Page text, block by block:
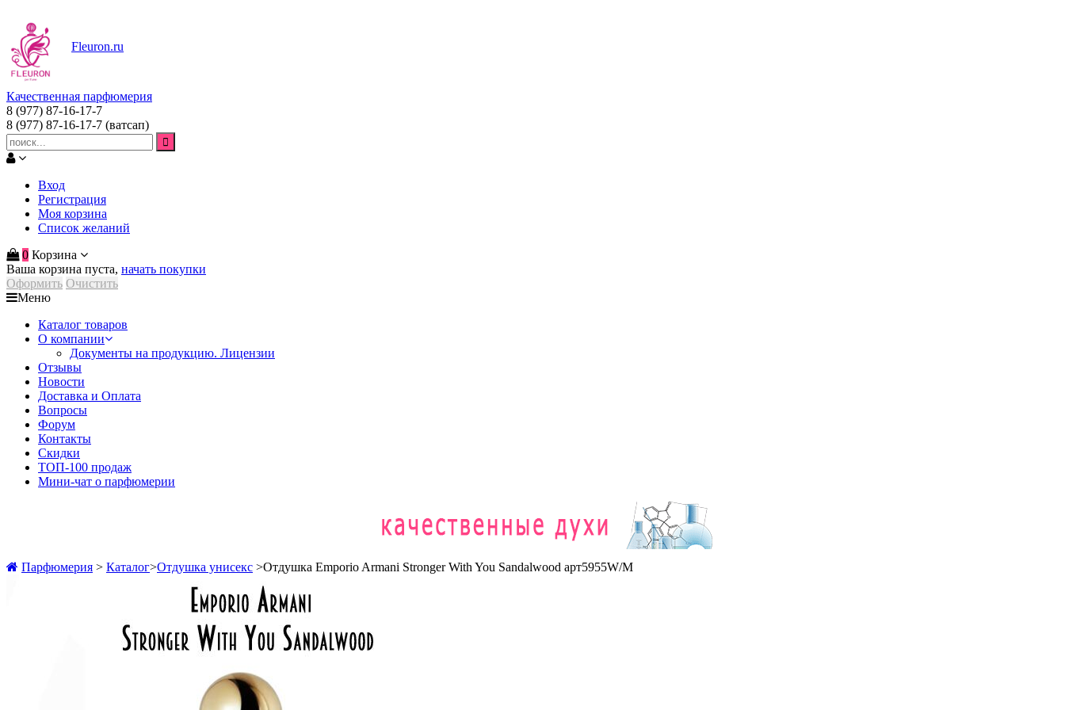
Fleuron.ru
Качественная парфюмерия
8 (977) 87-16-17-7
8 (977) 87-16-17-7 (ватсап)
Вход
Регистрация
Моя корзина
Список желаний
0 Корзина
Ваша корзина пуста, начать покупки
Оформить Очистить
Меню
Каталог товаров
О компании
Документы на продукцию. Лицензии
Отзывы
Новости
Доставка и Оплата
Вопросы
Форум
Контакты
Скидки
ТОП-100 продаж
Мини-чат о парфюмерии
Парфюмерия > Каталог>Отдушка унисекс >Отдушка Emporio Armani Stronger With You Sandalwood арт5955W/M